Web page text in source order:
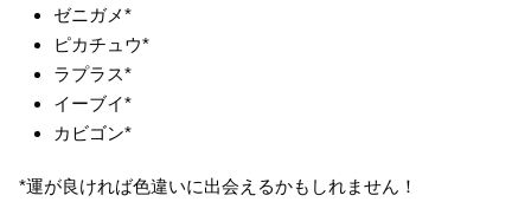
ゼニガメ*
ピカチュウ*
ラプラス*
イーブイ*
カビゴン*
*運が良ければ色違いに出会えるかもしれません！